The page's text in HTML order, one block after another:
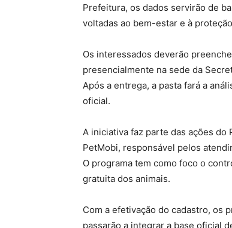
Prefeitura, os dados servirão de
voltadas ao bem-estar e à
Os interessados deverão
presencialmente na sede da
Após a entrega, a pasta fará a
oficial.
A iniciativa faz parte das ações do
PetMobi, responsável pelos
O programa tem como foco o
gratuita dos animais.
Com a efetivação do cadastro, os
passarão a integrar a base oficial